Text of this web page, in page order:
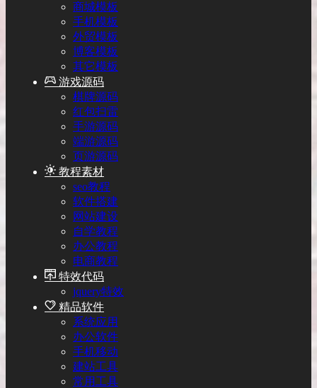
商城模板
手机模板
外贸模板
博客模板
其它模板
游戏源码
棋牌源码
红包扫雷
手游源码
端游源码
页游源码
教程素材
seo教程
软件搭建
网站建设
自学教程
办公教程
电商教程
特效代码
jquery特效
精品软件
系统应用
办公软件
手机移动
建站工具
常用工具